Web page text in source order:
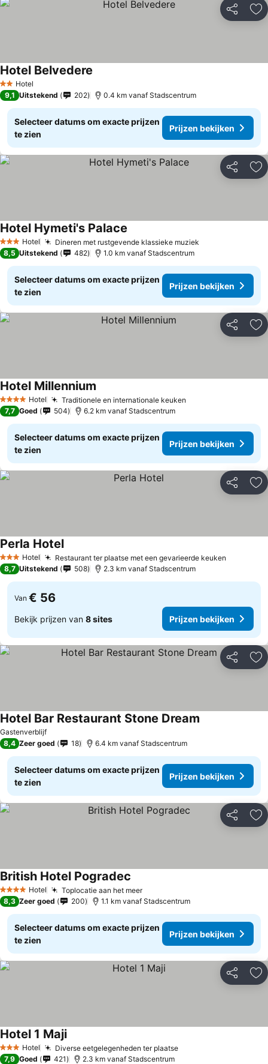
Delen
2 Sterren
Hotel
Hotel Belvedere
9,1 Uitstekend 202 0.4 km vanaf Stadscentrum
Selecteer datums om exacte prijzen
te zien
Prijzen bekijken
Delen
3 SterrenHotel Dineren met rustgevende klassieke muziek
Hotel Hymeti's Palace
8,5 Uitstekend 482 1.0 km vanaf Stadscentrum
Selecteer datums om exacte prijzen
te zien
Prijzen bekijken
Delen
4 SterrenHotel Traditionele en internationale keuken
Hotel Millennium
7,7 Goed 504 6.2 km vanaf Stadscentrum
Selecteer datums om exacte prijzen
te zien
Prijzen bekijken
Delen
3 SterrenHotel Restaurant ter plaatse met een gevarieerde keuken
Perla Hotel
8,7 Uitstekend 508 2.3 km vanaf Stadscentrum
Van € 56
Bekijk prijzen van 8 sites Prijzen bekijken
Delen
Gastenverblijf
Hotel Bar Restaurant Stone Dream
8,4 Zeer goed 18 6.4 km vanaf Stadscentrum
Selecteer datums om exacte prijzen
te zien
Prijzen bekijken
Delen
4 SterrenHotel Toplocatie aan het meer
British Hotel Pogradec
8,3 Zeer goed 200 1.1 km vanaf Stadscentrum
Selecteer datums om exacte prijzen
te zien
Prijzen bekijken
Delen
3 SterrenHotel Diverse eetgelegenheden ter plaatse
Hotel 1 Maji
7,9 Goed 421 2.3 km vanaf Stadscentrum